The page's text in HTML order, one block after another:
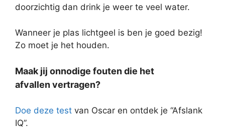
doorzichtig dan drink je weer te veel water.
Wanneer je plas lichtgeel is ben je goed bezig!
Zo moet je het houden.
Maak jij onnodige fouten die het
afvallen vertragen?
Doe deze test van Oscar en ontdek je “Afslank
IQ”.